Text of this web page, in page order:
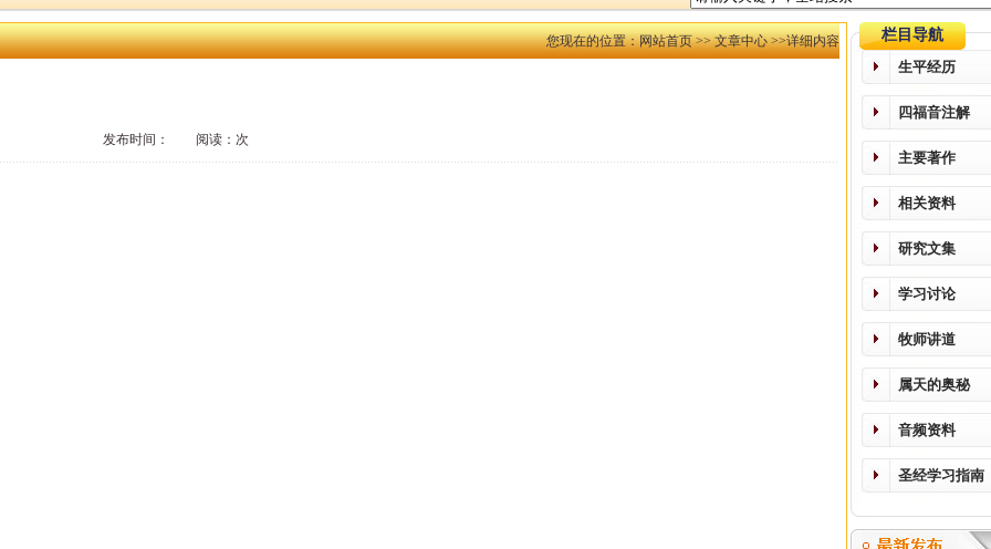
您现在的位置：网站首页>>文章中心>>详细内容
发布时间： 阅读：次
栏目导航
生平经历
四福音注解
主要著作
相关资料
研究文集
学习讨论
牧师讲道
属天的奥秘
音频资料
圣经学习指南